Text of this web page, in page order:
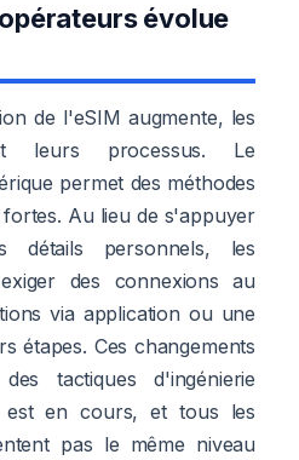
évolue
de l'eSIM augmente, les
leurs processus. Le
permet des méthodes
Au lieu de s'appuyer
détails personnels, les
des connexions au
via application ou une
étapes. Ces changements
tactiques d'ingénierie
est en cours, et tous les
pas le même niveau